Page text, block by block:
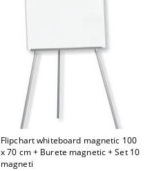
Flipchart whiteboard magnetic 100
x 70 cm + Burete magnetic + Set 10
magneti